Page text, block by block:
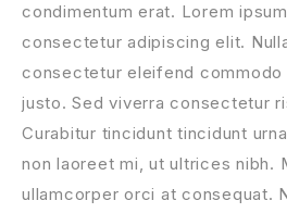
condimentum erat. Lorem
consectetur adipiscing elit.
consectetur eleifend
justo. Sed viverra consectetur
Curabitur tincidunt tincidunt
non laoreet mi, ut ultrices nibh.
ullamcorper orci at consequat.